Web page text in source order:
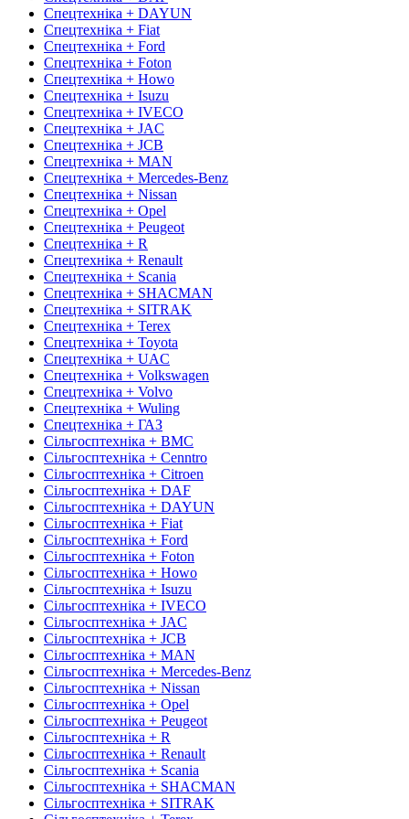
Спецтехніка + DAYUN
Спецтехніка + Fiat
Спецтехніка + Ford
Спецтехніка + Foton
Спецтехніка + Howo
Спецтехніка + Isuzu
Спецтехніка + IVECO
Спецтехніка + JAC
Спецтехніка + JCB
Спецтехніка + MAN
Спецтехніка + Mercedes-Benz
Спецтехніка + Nissan
Спецтехніка + Opel
Спецтехніка + Peugeot
Спецтехніка + R
Спецтехніка + Renault
Спецтехніка + Scania
Спецтехніка + SHACMAN
Спецтехніка + SITRAK
Спецтехніка + Terex
Спецтехніка + Toyota
Спецтехніка + UAC
Спецтехніка + Volkswagen
Спецтехніка + Volvo
Спецтехніка + Wuling
Спецтехніка + ГАЗ
Сільгосптехніка + BMC
Сільгосптехніка + Cenntro
Сільгосптехніка + Citroen
Сільгосптехніка + DAF
Сільгосптехніка + DAYUN
Сільгосптехніка + Fiat
Сільгосптехніка + Ford
Сільгосптехніка + Foton
Сільгосптехніка + Howo
Сільгосптехніка + Isuzu
Сільгосптехніка + IVECO
Сільгосптехніка + JAC
Сільгосптехніка + JCB
Сільгосптехніка + MAN
Сільгосптехніка + Mercedes-Benz
Сільгосптехніка + Nissan
Сільгосптехніка + Opel
Сільгосптехніка + Peugeot
Сільгосптехніка + R
Сільгосптехніка + Renault
Сільгосптехніка + Scania
Сільгосптехніка + SHACMAN
Сільгосптехніка + SITRAK